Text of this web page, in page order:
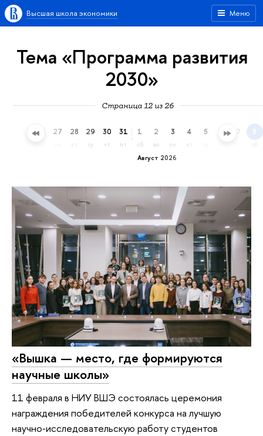
Меню
Высшая школа экономики
Тема «Программа развития
2030»
Страница 12 из 26
26 27 28 29
ср
30
чт
31
пт
Август 2026
1
сб
2
вс
3
пн
4 5 6 7 8
сб
«Вышка — место, где формируются
научные школы»
11 февраля в НИУ ВШЭ состоялась церемония
награждения победителей конкурса на лучшую
научно‑исследовательскую работу студентов